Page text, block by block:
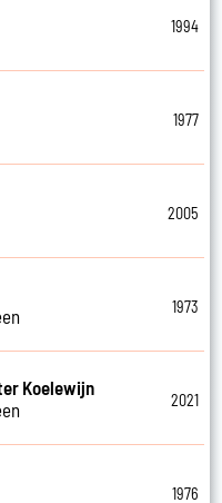
1994
1977
2005
1973
Koelewijn
2021
1976